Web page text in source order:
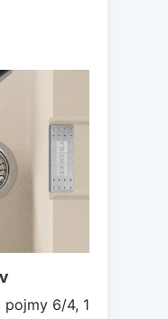
pojmy 6/4, 1